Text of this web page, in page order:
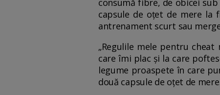
capsule de oțet de mere la
antrenament scurt sau
„Regulile mele pentru
care îmi plac și la care
legume proaspete în care
două capsule de oțet de